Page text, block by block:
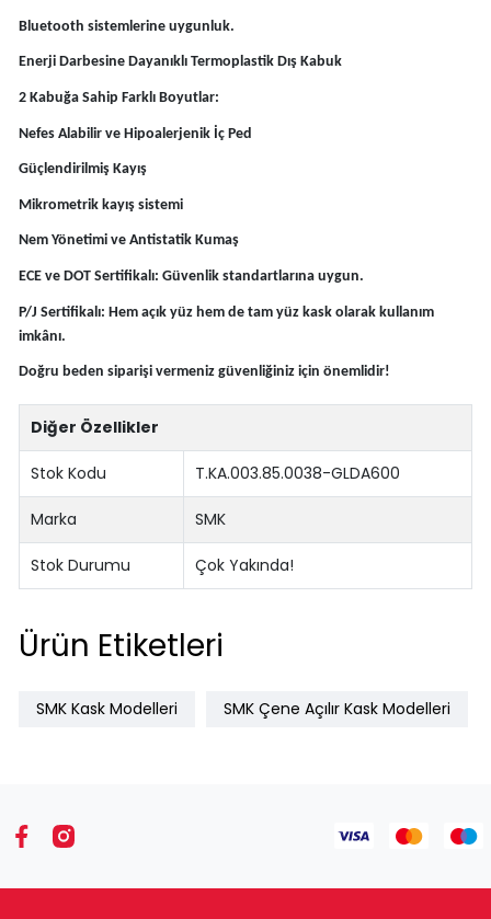
Bluetooth sistemlerine uygunluk.
Enerji Darbesine Dayanıklı Termoplastik Dış Kabuk
2 Kabuğa Sahip Farklı Boyutlar:
Nefes Alabilir ve Hipoalerjenik İç Ped
Güçlendirilmiş Kayış
Mikrometrik kayış sistemi
Nem Yönetimi ve Antistatik Kumaş
ECE ve DOT Sertifikalı: Güvenlik standartlarına uygun.
P/J Sertifikalı: Hem açık yüz hem de tam yüz kask olarak kullanım
imkânı.
Doğru beden siparişi vermeniz güvenliğiniz için önemlidir!
Diğer Özellikler
Stok Kodu T.KA.003.85.0038-GLDA600
Marka SMK
Stok Durumu Çok Yakında!
Ürün Etiketleri
SMK Kask Modelleri SMK Çene Açılır Kask Modelleri